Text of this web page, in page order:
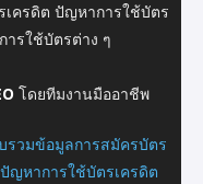
ครดิต ปัญหาการใช้บัตร
ารใช้บัตรต่าง ๆ
โดยทีมงานมืออาชีพ
รวมข้อมูลการสมัครบัตร
ญหาการใช้บัตรเครดิต